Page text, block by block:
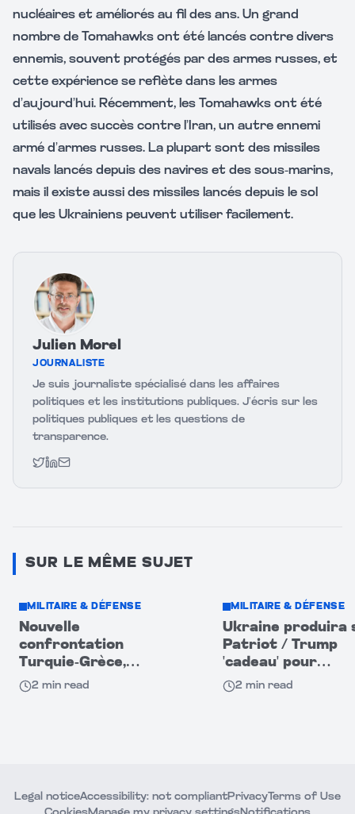
nucléaires et améliorés au fil des ans. Un grand
nombre de Tomahawks ont été lancés contre divers
ennemis, souvent protégés par des armes russes, et
cette expérience se reflète dans les armes
d’aujourd’hui. Récemment, les Tomahawks ont été
utilisés avec succès contre l’Iran, un autre ennemi
armé d’armes russes. La plupart sont des missiles
navals lancés depuis des navires et des sous-marins,
mais il existe aussi des missiles lancés depuis le sol
que les Ukrainiens peuvent utiliser facilement.
Julien Morel
JOURNALISTE
Je suis journaliste spécialisé dans les affaires
politiques et les institutions publiques. J’écris sur les
politiques publiques et les questions de
transparence.
SUR LE MÊME SUJET
MILITAIRE & DÉFENSE
Nouvelle
confrontation
Turquie-Grèce,
déclenchée par les F-
35 américains
2 min read
MILITAIRE & DÉFENSE
Ukraine produira
Patriot / Trump
'cadeau' pour
Zelensky, grand
pour Kiev
2 min read
Legal noticeAccessibility: not compliantPrivacyTerms of Use